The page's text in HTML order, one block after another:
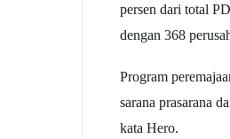
persen dari total
dengan 368
Program
sarana prasarana
kata Hero.